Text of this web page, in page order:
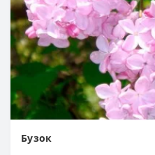
Бузок